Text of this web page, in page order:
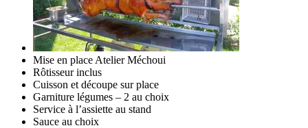
Mise en place Atelier Méchoui
Rôtisseur inclus
Cuisson et découpe sur place
Garniture légumes – 2 au choix
Service à l’assiette au stand
Sauce au choix